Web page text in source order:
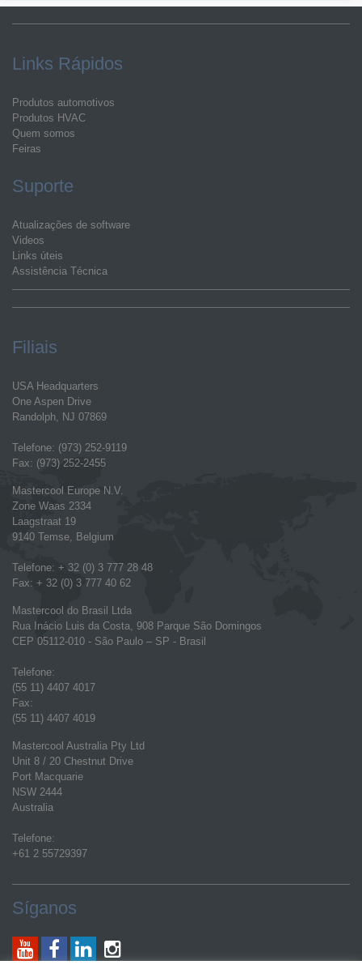
Links Rápidos
Produtos automotivos
Produtos HVAC
Quem somos
Feiras
Suporte
Atualizações de software
Videos
Links úteis
Assistência Técnica
Filiais
USA Headquarters
One Aspen Drive
Randolph, NJ 07869
Telefone: (973) 252-9119
Fax: (973) 252-2455
Mastercool Europe N.V.
Zone Waas 2334
Laagstraat 19
9140 Temse, Belgium
Telefone: + 32 (0) 3 777 28 48
Fax: + 32 (0) 3 777 40 62
Mastercool do Brasil Ltda
Rua Inácio Luis da Costa, 908 Parque São Domingos
CEP 05112-010 - São Paulo – SP - Brasil
Telefone:
(55 11) 4407 4017
Fax:
(55 11) 4407 4019
Mastercool Australia Pty Ltd
Unit 8 / 20 Chestnut Drive
Port Macquarie
NSW 2444
Australia
Telefone:
+61 2 55729397
Síganos